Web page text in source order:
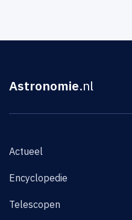
Astronomie.nl
Actueel
Encyclopedie
Telescopen